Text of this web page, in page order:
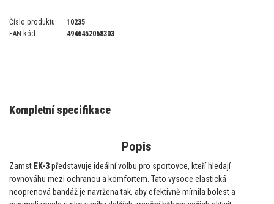
Číslo produktu:
10235
EAN kód:
4946452068303
Kompletní specifikace
Popis
Zamst EK-3představuje ideální volbu pro sportovce, kteří hledají
rovnováhu mezi ochranou a komfortem. Tato vysoce elastická
neoprenová bandáž je navržena tak, aby efektivně mírnila bolest a